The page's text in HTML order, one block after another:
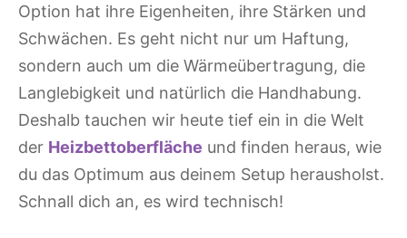
Option hat ihre Eigenheiten, ihre Stärken und
Schwächen. Es geht nicht nur um Haftung,
sondern auch um die Wärmeübertragung, die
Langlebigkeit und natürlich die Handhabung.
Deshalb tauchen wir heute tief ein in die Welt
der Heizbettoberfläche und finden heraus, wie
du das Optimum aus deinem Setup herausholst.
Schnall dich an, es wird technisch!